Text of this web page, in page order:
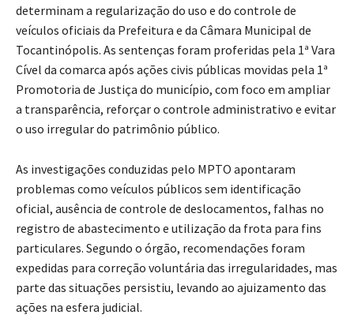
determinam a regularização do uso e do controle de
veículos oficiais da Prefeitura e da Câmara Municipal de
Tocantinópolis. As sentenças foram proferidas pela 1ª Vara
Cível da comarca após ações civis públicas movidas pela 1ª
Promotoria de Justiça do município, com foco em ampliar
a transparência, reforçar o controle administrativo e evitar
o uso irregular do patrimônio público.
As investigações conduzidas pelo MPTO apontaram
problemas como veículos públicos sem identificação
oficial, ausência de controle de deslocamentos, falhas no
registro de abastecimento e utilização da frota para fins
particulares. Segundo o órgão, recomendações foram
expedidas para correção voluntária das irregularidades, mas
parte das situações persistiu, levando ao ajuizamento das
ações na esfera judicial.